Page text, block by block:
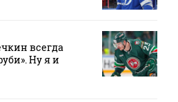
всегда
Ну я и